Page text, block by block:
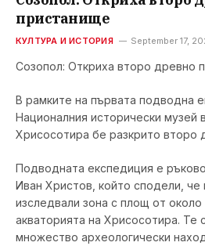
пристанище
КУЛТУРА И ИСТОРИЯ September 17,
Созопол: Откриха второ древно
В рамките на първата подводна
Националния исторически музей
Хрисосотира бе разкрито второ
Подводната експедиция е
Иван Христов, който сподели, че
изследвали зона с площ от
акваторията на Хрисосотира. Те
множество археологически